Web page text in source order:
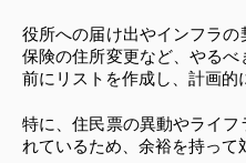
役所への届け出やインフラ
保険の住所変更など、やる
前にリストを作成し、計画的
特に、住民票の異動やライ
れているため、余裕を持って